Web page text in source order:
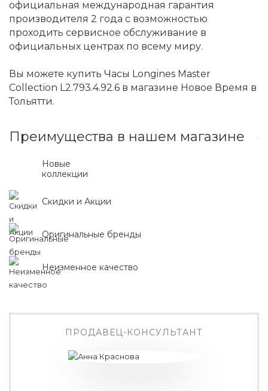
официальная международная гарантия
производителя 2 года с возможностью
проходить сервисное обслуживание в
официальных центрах по всему миру.
Вы можете купить Часы Longines Master
Collection L2.793.4.92.6 в магазине Новое Время в
Тольятти.
Преимущества в нашем магазине
Новые
коллекции
Скидки и Акции
Оригинальные бренды
Неизменное качество
ПРОДАВЕЦ-КОНСУЛЬТАНТ